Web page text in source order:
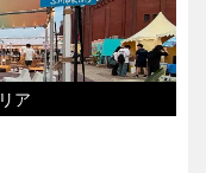
ア